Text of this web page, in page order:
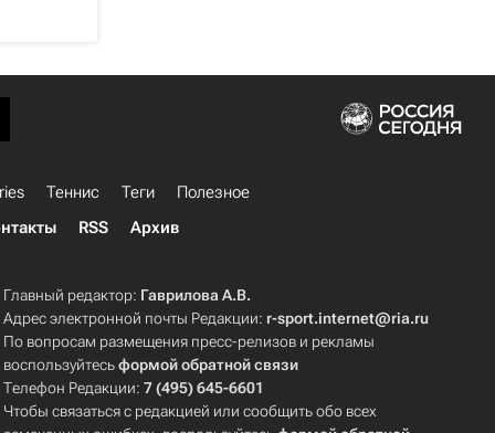
Теннис Теги
Полезное
RSS Архив
Главный редактор: Гаврилова А.В.
Адрес электронной почты Редакции: r-sport.internet@ria.ru
По вопросам размещения пресс-релизов и рекламы
воспользуйтесьформой обратной связи
Телефон Редакции:7 (495) 645-6601
Чтобы связаться с редакцией или сообщить обо всех